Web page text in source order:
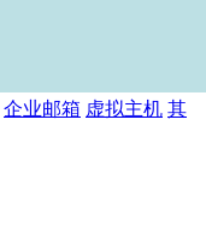
企业邮箱 虚拟主机 其